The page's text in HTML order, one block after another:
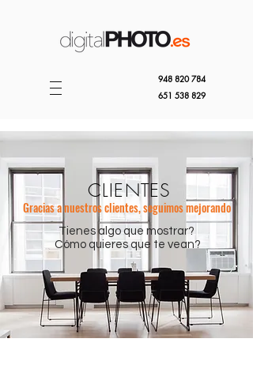
948 820 784
651 538 829
Gracias a nuestros clientes, seguimos mejorando
CLIENTES
Tienes algo que mostrar?
Cómo quieres que te vean?